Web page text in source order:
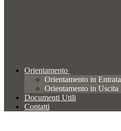
Orientamento
Orientamento in Entrata
Orientamento in Uscita
Documenti Utili
Contatti